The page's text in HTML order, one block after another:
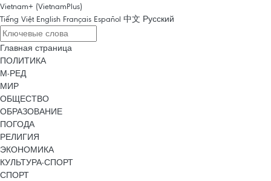
Vietnam+ (VietnamPlus)
Tiếng Việt English Français Español 中文 Русский
Главная страница
ПОЛИТИКА
М-РЕД
МИР
ОБЩЕСТВО
ОБРАЗОВАНИЕ
ПОГОДА
РЕЛИГИЯ
ЭКОНОМИКА
КУЛЬТУРА-СПОРТ
СПОРТ